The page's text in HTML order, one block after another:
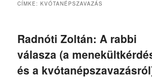
CÍMKE:KVÓTANÉPSZAVAZÁS
Radnóti Zoltán: A rabbi
válasza (a
és a